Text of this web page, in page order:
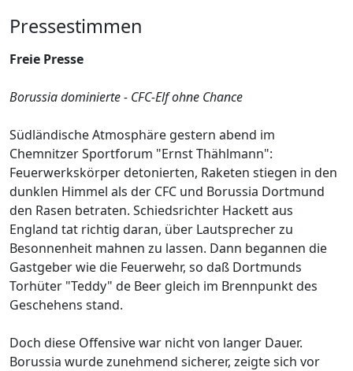
Pressestimmen
Freie Presse
Borussia dominierte - CFC-Elf ohne Chance
Südländische Atmosphäre gestern abend im
Chemnitzer Sportforum "Ernst Thählmann":
Feuerwerkskörper detonierten, Raketen stiegen in den
dunklen Himmel als der CFC und Borussia Dortmund
den Rasen betraten. Schiedsrichter Hackett aus
England tat richtig daran, über Lautsprecher zu
Besonnenheit mahnen zu lassen. Dann begannen die
Gastgeber wie die Feuerwehr, so daß Dortmunds
Torhüter "Teddy" de Beer gleich im Brennpunkt des
Geschehens stand.
Doch diese Offensive war nicht von langer Dauer.
Borussia wurde zunehmend sicherer, zeigte sich vor